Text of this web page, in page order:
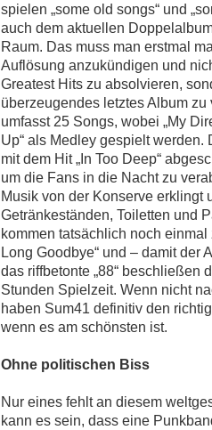
spielen „some old songs“ und
auch dem aktuellen
Raum. Das muss man erstmal
Auflösung anzukündigen und
Greatest Hits zu absolvieren,
überzeugendes letztes Album
umfasst 25 Songs, wobei „My
Up“ als Medley gespielt
mit dem Hit „In Too Deep“
um die Fans in die Nacht zu
Musik von der Konserve erklingt
Getränkeständen, Toiletten und
kommen tatsächlich noch
Long Goodbye“ und – damit der
das riffbetonte „88“ beschließen
Stunden Spielzeit. Wenn nicht
haben Sum41 definitiv den
wenn es am schönsten ist.
Ohne politischen Biss
Nur eines fehlt an diesem
kann es sein, dass eine